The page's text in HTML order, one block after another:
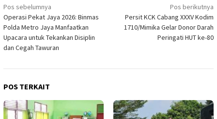
Navigasi
pos
Pos sebelumnya
Operasi Pekat Jaya 2026: Binmas
Polda Metro Jaya Manfaatkan
Upacara untuk Tekankan Disiplin
dan Cegah Tawuran
Pos berikutnya
Persit KCK Cabang XXXV Kodim
1710/Mimika Gelar Donor Darah
Peringati HUT ke-80
POS TERKAIT